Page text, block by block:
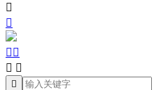


 
 
